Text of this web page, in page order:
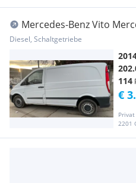
Mercedes-Benz Vito
CDI Transporter /
Transporter / Kastenwagen
Diesel, Schaltgetriebe
114
Privat
2201
€